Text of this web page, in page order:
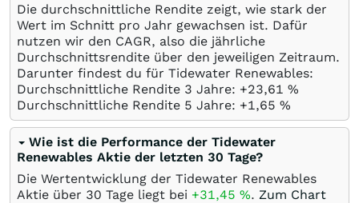
Die durchschnittliche Rendite zeigt, wie stark der
Wert im Schnitt pro Jahr gewachsen ist. Dafür
nutzen wir den CAGR, also die jährliche
Durchschnittsrendite über den jeweiligen Zeitraum.
Darunter findest du für Tidewater Renewables:
Durchschnittliche Rendite 3 Jahre: +23,61 %
Durchschnittliche Rendite 5 Jahre: +1,65 %
Wie ist die Performance der Tidewater
Renewables Aktie der letzten 30 Tage?
Die Wertentwicklung der Tidewater Renewables
Aktie über 30 Tage liegt bei +31,45 %. Zum Chart